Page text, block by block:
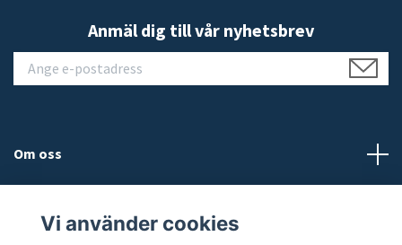
Anmäl dig till vår nyhetsbrev
Om oss
Vi använder cookies